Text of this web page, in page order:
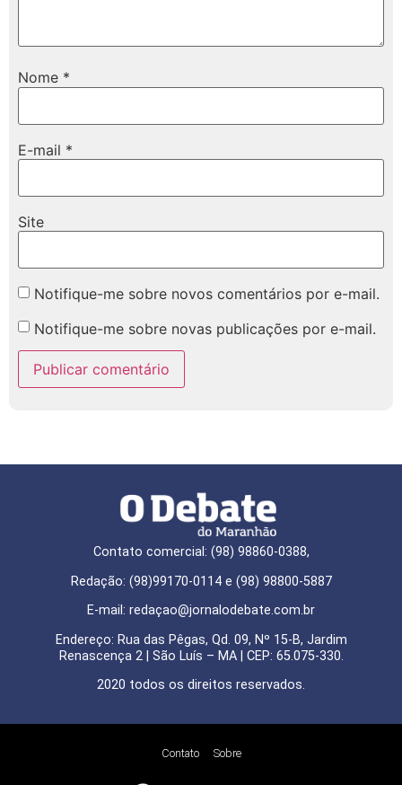
Nome *
E-mail *
Site
Notifique-me sobre novos comentários por e-mail.
Notifique-me sobre novas publicações por e-mail.
Contato comercial: (98) 98860-0388,
Redação: (98)99170-0114 e (98) 98800-5887
E-mail: redaçao@jornalodebate.com.br
Endereço: Rua das Pêgas, Qd. 09, Nº 15-B, Jardim
Renascença 2 | São Luís – MA | CEP: 65.075-330.
2020 todos os direitos reservados.
Contato Sobre